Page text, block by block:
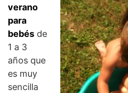
verano
para
bebés de
1 a 3
años que
es muy
sencilla